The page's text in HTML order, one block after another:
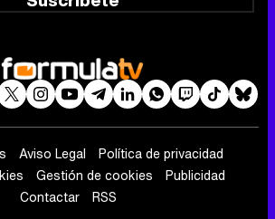
Aviso Legal
Política de privacidad
Gestión de cookies
Publicidad
Contactar
RSS